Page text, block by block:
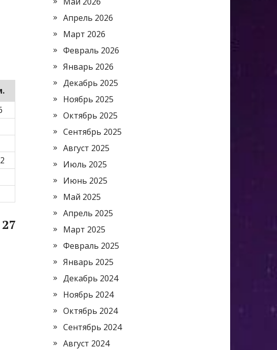
Апрель 2026
Март 2026
Февраль 2026
Январь 2026
Декабрь 2025
Ноябрь 2025
Октябрь 2025
Сентябрь 2025
Август 2025
Июль 2025
Июнь 2025
Май 2025
Апрель 2025
Март 2025
Февраль 2025
Январь 2025
Декабрь 2024
Ноябрь 2024
Октябрь 2024
Сентябрь 2024
Август 2024